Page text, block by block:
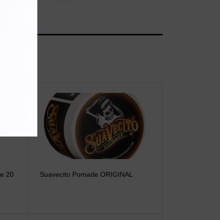
20 Suavecito Pomade ORIGINAL